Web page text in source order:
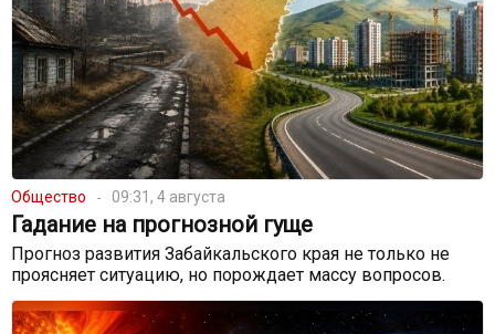
Общество 09:31, 4 августа
Гадание на прогнозной гуще
Прогноз развития Забайкальского края не только не
проясняет ситуацию, но порождает массу вопросов.